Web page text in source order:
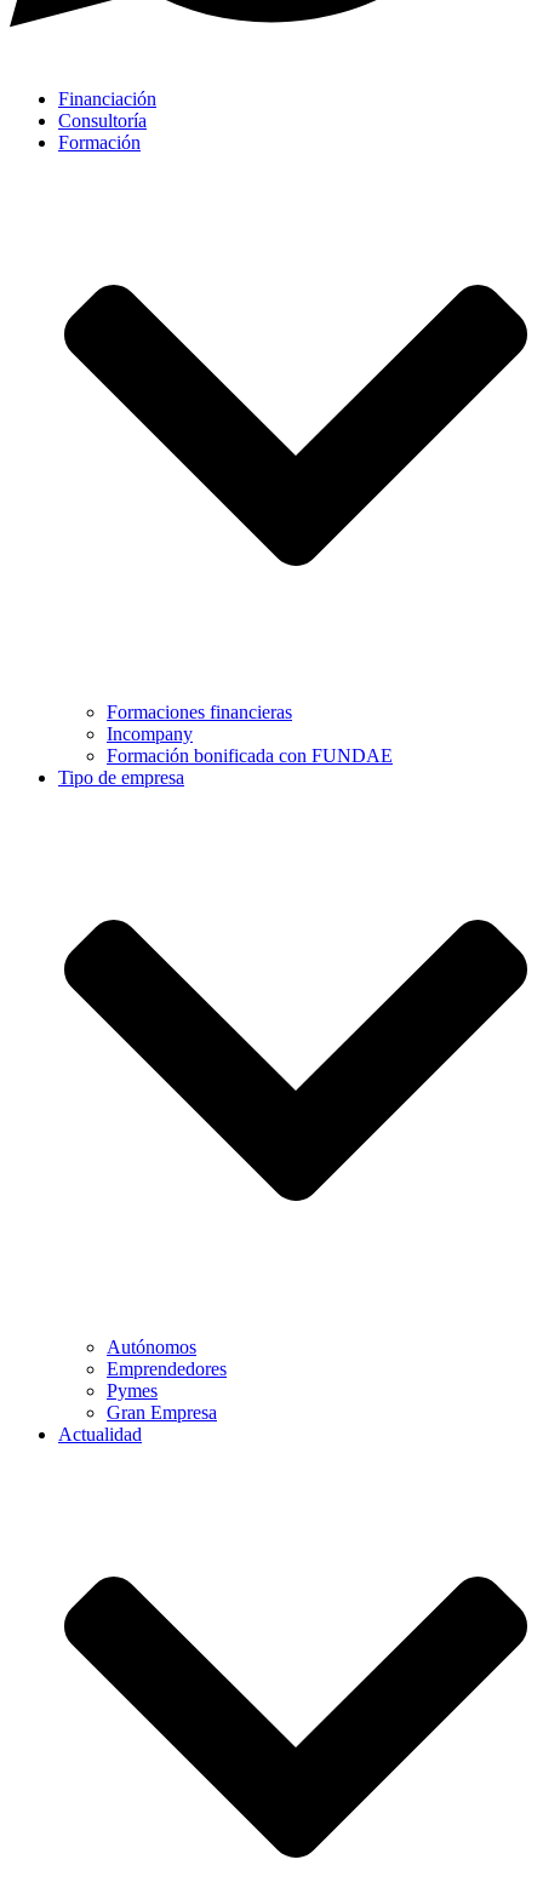
Financiación
Consultoría
Formación
Formaciones financieras
Incompany
Formación bonificada con FUNDAE
Tipo de empresa
Autónomos
Emprendedores
Pymes
Gran Empresa
Actualidad